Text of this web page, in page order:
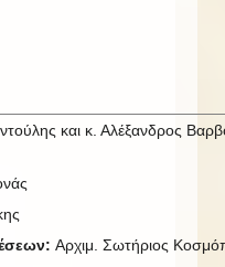
και κ. Αλέξανδρος
Αρχιμ. Σωτήριος